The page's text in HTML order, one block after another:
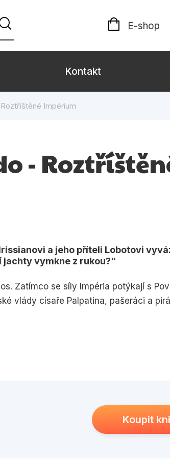
E-shop
pro dospělé
Křížovky
a pedagogika Young
Kontakt
Impérium
-
a jeho příteli Lobotovi
vymkne z rukou?
Zatímco se síly Impéria potýkají s
vlády císaře Palpatina, pašeráci a
ceny, aniž by tušil, co se
jak vysokou hru hraje. Když se
začíná…
Koupit